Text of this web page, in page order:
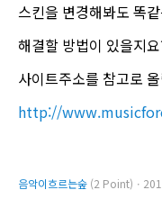
스킨을 변경해봐도 똑
해결할 방법이 있을지
사이트주소를 참고로
http://
음악이흐르는숲 (2 Point)ㆍ